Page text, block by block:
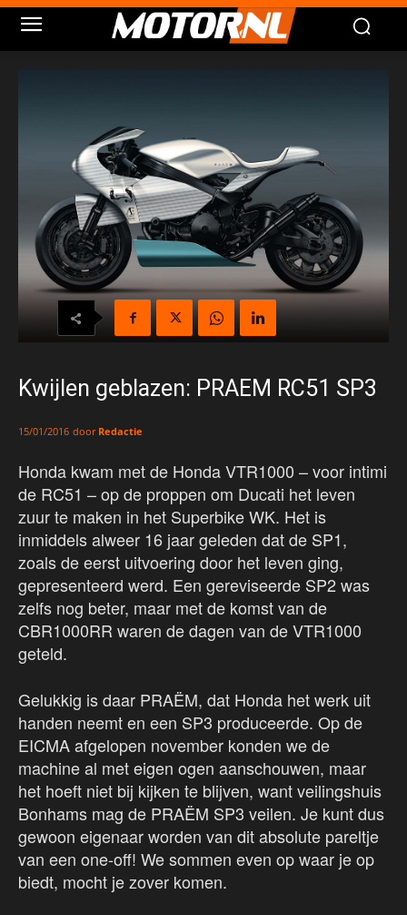
Kwijlen geblazen: PRAEM RC51 SP3
15/01/2016 door Redactie
Honda kwam met de Honda VTR1000 – voor intimi
de RC51 – op de proppen om Ducati het leven
zuur te maken in het Superbike WK. Het is
inmiddels alweer 16 jaar geleden dat de SP1,
zoals de eerst uitvoering door het leven ging,
gepresenteerd werd. Een gereviseerde SP2 was
zelfs nog beter, maar met de komst van de
CBR1000RR waren de dagen van de VTR1000
geteld.
Gelukkig is daar PRAËM, dat Honda het werk uit
handen neemt en een SP3 produceerde. Op de
EICMA afgelopen november konden we de
machine al met eigen ogen aanschouwen, maar
het hoeft niet bij kijken te blijven, want veilingshuis
Bonhams mag de PRAËM SP3 veilen. Je kunt dus
gewoon eigenaar worden van dit absolute pareltje
van een one-off! We sommen even op waar je op
biedt, mocht je zover komen.